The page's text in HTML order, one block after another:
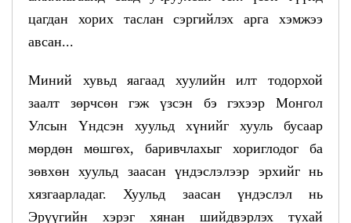
цагдан хорих таслан сэргийлэх арга хэмжээ
авсан...
Миний хувьд яагаад хуулийн илт тодорхой
заалт зөрчсөн гэж үзсэн бэ гэхээр Монгол
Улсын Үндсэн хуульд хүнийг хууль бусаар
мөрдөн мөшгөх, баривчлахыг хориглодог ба
зөвхөн хуульд заасан үндэслэлээр эрхийг нь
хязгаарладаг. Хуульд заасан үндэслэл нь
Эрүүгийн хэрэг хянан шийдвэрлэх тухай